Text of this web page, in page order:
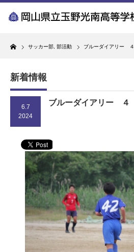
Home
サッカー部 部活動 ブルーダイアリー ４
新着情報
6.7
2024
ブルーダイアリー ４